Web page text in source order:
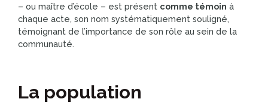
– ou maître d’école – est présent comme témoin à
chaque acte, son nom systématiquement souligné,
témoignant de l’importance de son rôle au sein de la
communauté.
La population